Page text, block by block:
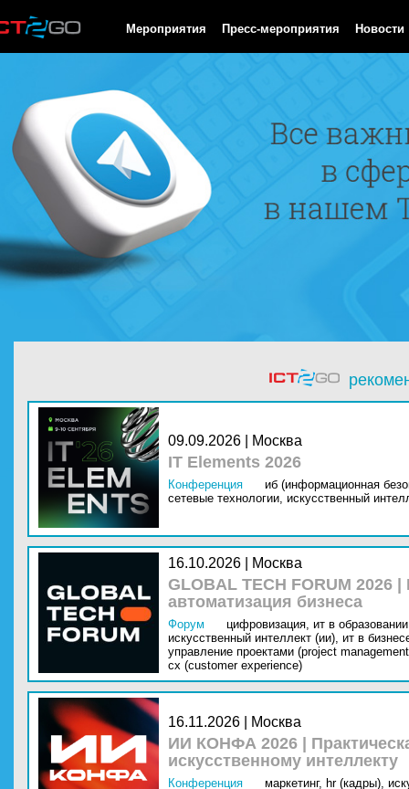
Мероприятия Пресс-мероприятия Новости
09.09.2026 | Москва
IT Elements 2026
Конференция
иб (информационная
сетевые технологии, искусственный
16.10.2026 | Москва
GLOBAL TECH FORUM
автоматизация бизнеса
Форум цифровизация, ит в
искусственный интеллект (ии), ит в
управление проектами (project
cx (customer experience)
16.11.2026 | Москва
ИИ КОНФА 2026 |
искусственному интеллекту
Конференция маркетинг, hr (кадры),